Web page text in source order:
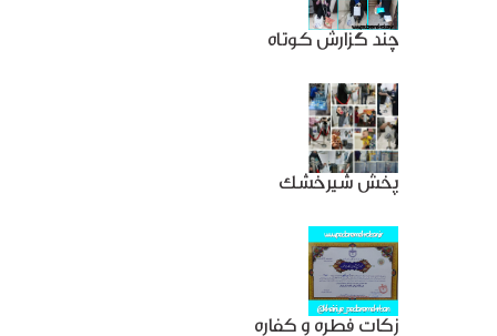
چند گزارش کوتاه
پخش شیرخشک
زکات فطره و کفاره